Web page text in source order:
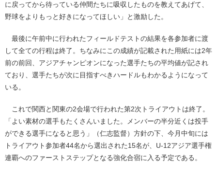
に戻ってから待っている仲間たちに吸収したものを教えてあげて、
野球をよりもっと好きになってほしい」と激励した。
最後に午前中に行われたフィールドテストの結果を各参加者に渡
して全ての行程は終了。ちなみにこの成績が記載された用紙には2年
前の前回、アジアチャンピオンになった選手たちの平均値が記され
ており、選手たちが次に目指すべきハードルもわかるようになって
いる。
これで関西と関東の2会場で行われた第2次トライアウトは終了。
「よい素材の選手もたくさんいました。メンバーの半分近くは投手
ができる選手になると思う」（仁志監督）方針の下、今月中旬には
トライアウト参加者44名から選出された15名が、U-12アジア選手権
連覇へのファーストステップとなる強化合宿に入る予定である。